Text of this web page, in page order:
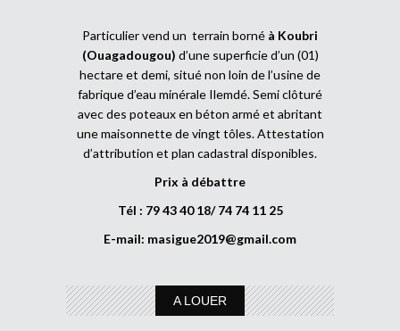
Particulier vend un terrain borné à Koubri
(Ouagadougou) d’une superficie d’un (01)
hectare et demi, situé non loin de l’usine de
fabrique d’eau minérale Ilemdé. Semi clôturé
avec des poteaux en béton armé et abritant
une maisonnette de vingt tôles. Attestation
d’attribution et plan cadastral disponibles.
Prix à débattre
Tél : 79 43 40 18/ 74 74 11 25
E-mail: masigue2019@gmail.com
A LOUER